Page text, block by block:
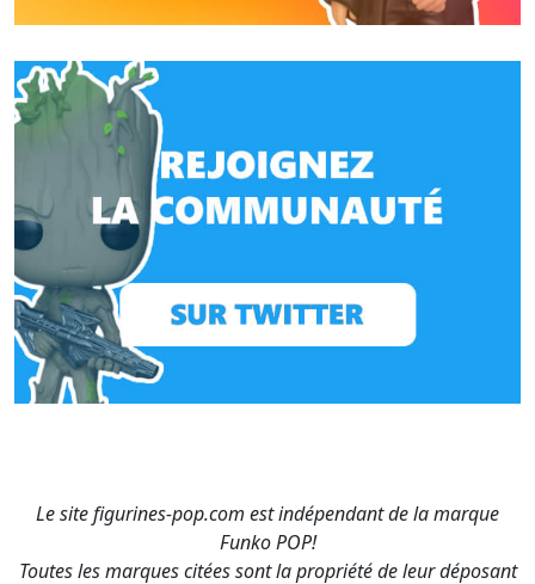
Le site figurines-pop.com est indépendant de la marque
Funko POP!
Toutes les marques citées sont la propriété de leur déposant